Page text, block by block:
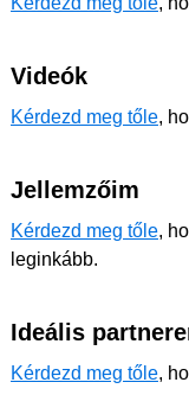
Videók
Kérdezd meg tőle,
Jellemzőim
Kérdezd meg tőle,
leginkább.
Ideális
Kérdezd meg tőle,